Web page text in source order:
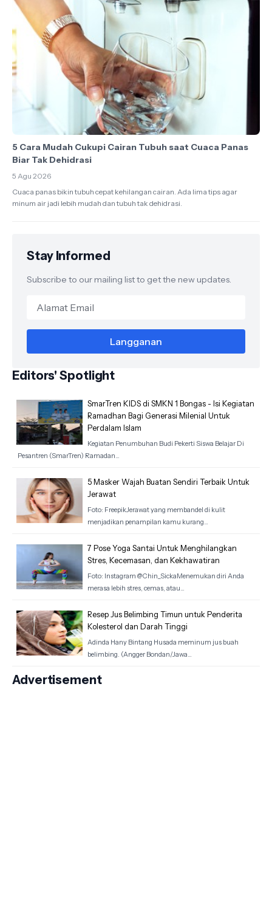
5 Cara Mudah Cukupi Cairan Tubuh saat Cuaca Panas
Biar Tak Dehidrasi
5 Agu 2026
Cuaca panas bikin tubuh cepat kehilangan cairan. Ada lima tips agar
minum air jadi lebih mudah dan tubuh tak dehidrasi.
Stay Informed
Subscribe to our mailing list to get the new updates.
Editors' Spotlight
SmarTren KIDS di SMKN 1 Bongas - Isi Kegiatan
Ramadhan Bagi Generasi Milenial Untuk
Perdalam Islam
Kegiatan Penumbuhan Budi Pekerti Siswa Belajar Di
Pesantren (SmarTren) Ramadan…
5 Masker Wajah Buatan Sendiri Terbaik Untuk
Jerawat
Foto: FreepikJerawat yang membandel di kulit
menjadikan penampilan kamu kurang…
7 Pose Yoga Santai Untuk Menghilangkan
Stres, Kecemasan, dan Kekhawatiran
Foto: Instagram @Chin_SickaMenemukan diri Anda
merasa lebih stres, cemas, atau…
Resep Jus Belimbing Timun untuk Penderita
Kolesterol dan Darah Tinggi
Adinda Hany Bintang Husada meminum jus buah
belimbing. (Angger Bondan/Jawa…
Advertisement